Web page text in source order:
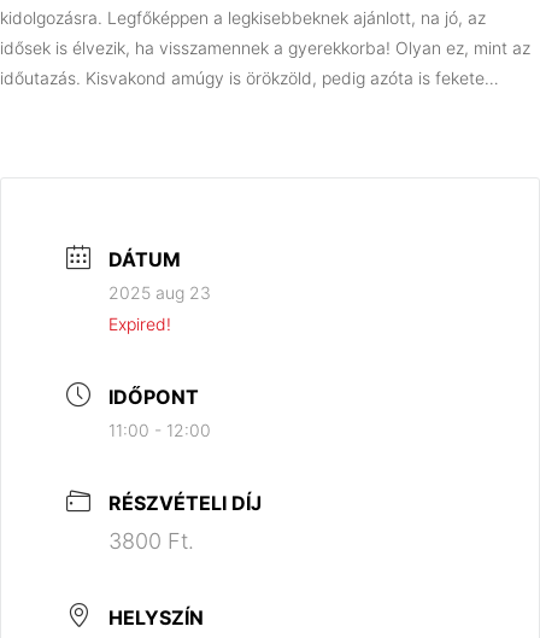
kidolgozásra. Legfőképpen a legkisebbeknek ajánlott, na jó, az
idősek is élvezik, ha visszamennek a gyerekkorba! Olyan ez, mint az
időutazás. Kisvakond amúgy is örökzöld, pedig azóta is fekete…
DÁTUM
2025 aug 23
Expired!
IDŐPONT
11:00 - 12:00
RÉSZVÉTELI DÍJ
3800 Ft.
HELYSZÍN